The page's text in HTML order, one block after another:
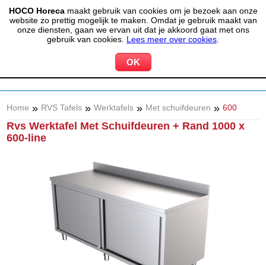
HOCO Horecamaakt gebruik van cookies om je bezoek aan onze
website zo prettig mogelijk te maken. Omdat je gebruik maakt van
onze diensten, gaan we ervan uit dat je akkoord gaat met ons
gebruik van cookies. Lees meer over cookies
(020) 497 6325 info@hocohoreca.nl
MIJN ACCOUNT 0 WINKELWAGEN
Home » RVS Tafels » Werktafels » Met schuifdeuren » 600
Rvs Werktafel Met Schuifdeuren + Rand 1000 x
600-line